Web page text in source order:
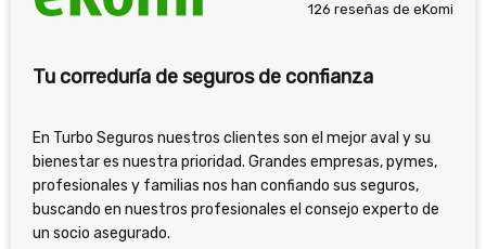
126 reseñas de eKomi
Tu correduría de seguros de confianza
En Turbo Seguros nuestros clientes son el mejor aval y su
bienestar es nuestra prioridad. Grandes empresas, pymes,
profesionales y familias nos han confiando sus seguros,
buscando en nuestros profesionales el consejo experto de
un socio asegurado.